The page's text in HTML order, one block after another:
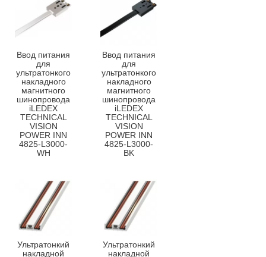
Ввод питания
для
ультратонкого
накладного
магнитного
шинопровода
iLEDEX
TECHNICAL
VISION
POWER INN
4825-L3000-
WH
Ввод питания
для
ультратонкого
накладного
магнитного
шинопровода
iLEDEX
TECHNICAL
VISION
POWER INN
4825-L3000-
BK
Ультратонкий
накладной
Ультратонкий
накладной